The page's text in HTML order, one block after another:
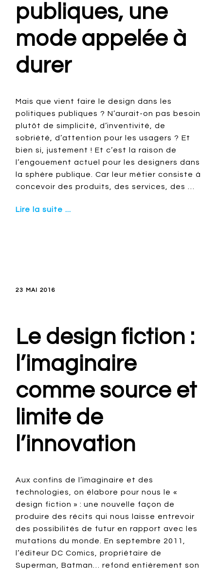
publiques, une
mode appelée à
durer
Mais que vient faire le design dans les
politiques publiques ? N’aurait-on pas besoin
plutôt de simplicité, d’inventivité, de
sobriété, d’attention pour les usagers ? Et
bien si, justement ! Et c’est la raison de
l’engouement actuel pour les designers dans
la sphère publique. Car leur métier consiste à
concevoir des produits, des services, des …
Lire la suite ...
23 MAI 2016
Le design fiction :
l’imaginaire
comme source et
limite de
l’innovation
Aux confins de l’imaginaire et des
technologies, on élabore pour nous le «
design fiction » : une nouvelle façon de
produire des récits qui nous laisse entrevoir
des possibilités de futur en rapport avec les
mutations du monde. En septembre 2011,
l’éditeur DC Comics, propriétaire de
Superman, Batman… refond entièrement son